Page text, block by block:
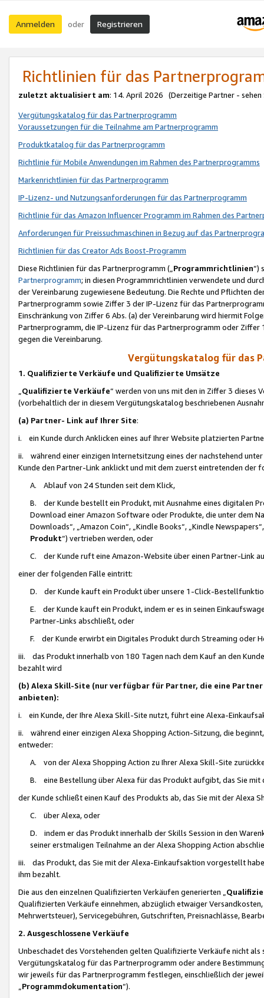
Anmelden oder Registrieren
Richtlinien für das
zuletzt aktualisiert am: 14. April 2026 (Derzeitige Partner - sehen
Vergütungskatalog für das Partnerprogramm
Voraussetzungen für die Teilnahme am Partnerprogramm
Produktkatalog für das Partnerprogramm
Richtlinie für Mobile Anwendungen im Rahmen des Partnerprogramms
Markenrichtlinien für das Partnerprogramm
IP-Lizenz- und Nutzungsanforderungen für das Partnerprogramm
Richtlinie für das Amazon Influencer Programm im Rahmen des
Anforderungen für Preissuchmaschinen in Bezug auf das
Richtlinien für das Creator Ads Boost-Programm
Diese Richtlinien für das Partnerprogramm („Programmrichtlinien“)
Partnerprogramm; in diesen Programmrichtlinien verwendete und
der Vereinbarung zugewiesene Bedeutung. Die Rechte und Pflichten
Partnerprogramm sowie Ziffer 3 der IP-Lizenz für das
Einschränkung von Ziffer 6 Abs. (a) der Vereinbarung wird hiermit
Partnerprogramm, die IP-Lizenz für das Partnerprogramm oder
gegen die Vereinbarung.
Vergütungskatalog für das
1. Qualifizierte Verkäufe und Qualifizierte Umsätze
Qualifizierte Verkäufe“ werden von uns mit den in Ziffer 3
(vorbehaltlich der in diesem Vergütungskatalog beschriebenen
(a) Partner- Link auf Ihrer Site:
i. ein Kunde durch Anklicken eines auf Ihrer Website platzierten
ii. während einer einzigen Internetsitzung eines der nachstehend
Kunde den Partner-Link anklickt und mit dem zuerst eintretenden der
A. Ablauf von 24 Stunden seit dem Klick,
B. der Kunde bestellt ein Produkt, mit Ausnahme eines digitalen
Download einer Amazon Software oder Produkte, die unter dem
Downloads“, „Amazon Coin“, „Kindle Books“, „Kindle
Produkt“) vertrieben werden, oder
C. der Kunde ruft eine Amazon-Website über einen Partner-Link
einer der folgenden Fälle eintritt:
D. der Kunde kauft ein Produkt über unsere 1-Click-
E. der Kunde kauft ein Produkt, indem er es in seinen
Partner-Links abschließt, oder
F. der Kunde erwirbt ein Digitales Produkt durch Streaming oder
iii. das Produkt innerhalb von 180 Tagen nach dem Kauf an den
bezahlt wird
(b) Alexa Skill-Site (nur verfügbar für Partner, die eine
anbieten):
i. ein Kunde, der Ihre Alexa Skill-Site nutzt, führt eine Alexa-
ii. während einer einzigen Alexa Shopping Action-Sitzung, die
entweder:
A. von der Alexa Shopping Action zu Ihrer Alexa Skill-Site
B. eine Bestellung über Alexa für das Produkt aufgibt, das Sie mit
der Kunde schließt einen Kauf des Produkts ab, das Sie mit der Alexa
C. über Alexa, oder
D. indem er das Produkt innerhalb der Skills Session in den
seiner erstmaligen Teilnahme an der Alexa Shopping Action
iii. das Produkt, das Sie mit der Alexa-Einkaufsaktion vorgestellt
ihm bezahlt.
Die aus den einzelnen Qualifizierten Verkäufen generierten „
Qualifizierten Verkäufe einnehmen, abzüglich etwaiger
Mehrwertsteuer), Servicegebühren, Gutschriften, Preisnachlässe,
2. Ausgeschlossene Verkäufe
Unbeschadet des Vorstehenden gelten Qualifizierte Verkäufe nicht
Vergütungskatalog für das Partnerprogramm oder andere
wir jeweils für das Partnerprogramm festlegen, einschließlich der
Programmdokumentation“).